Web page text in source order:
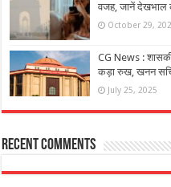
वजह, जानें देखभाल
October 29,
CG News :
कड़ा रुख, खनन
July 25, 2025
Recent Comments